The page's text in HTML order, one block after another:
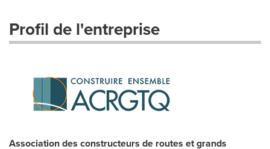
Profil de l'entreprise
Association des constructeurs de routes et grands